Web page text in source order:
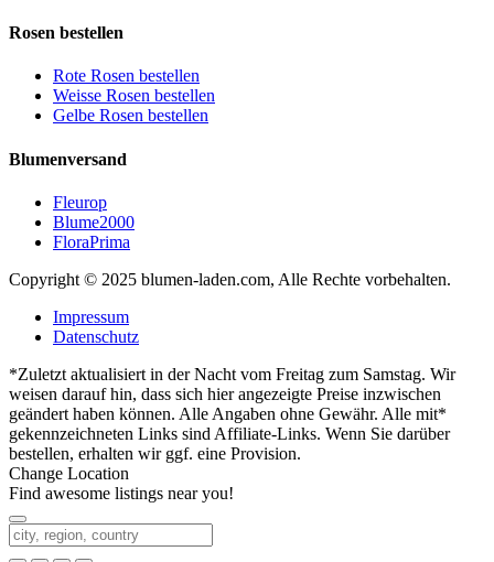
Rosen bestellen
Rote Rosen bestellen
Weisse Rosen bestellen
Gelbe Rosen bestellen
Blumenversand
Fleurop
Blume2000
FloraPrima
Copyright © 2025 blumen-laden.com, Alle Rechte vorbehalten.
Impressum
Datenschutz
*Zuletzt aktualisiert in der Nacht vom Freitag zum Samstag. Wir
weisen darauf hin, dass sich hier angezeigte Preise inzwischen
geändert haben können. Alle Angaben ohne Gewähr. Alle mit*
gekennzeichneten Links sind Affiliate-Links. Wenn Sie darüber
bestellen, erhalten wir ggf. eine Provision.
Change Location
Find awesome listings near you!
Change Location